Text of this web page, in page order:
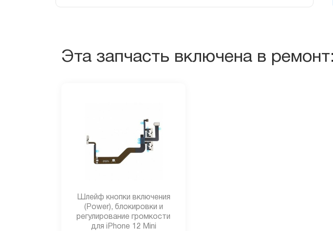
Эта запчасть включена в ремонт:
Шлейф кнопки включения
(Power), блокировки и
регулирование громкости
для iPhone 12 Mini